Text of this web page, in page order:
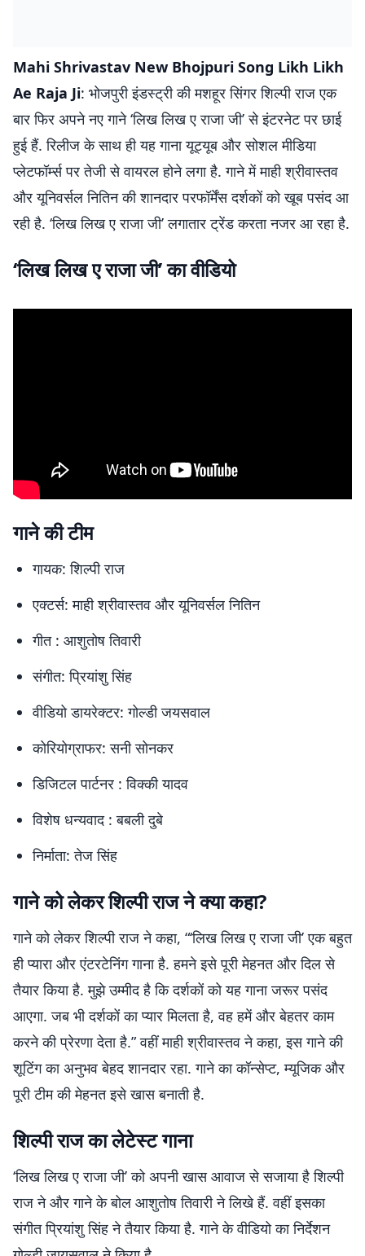
Mahi Shrivastav New Bhojpuri Song Likh Likh
Ae Raja Ji: भोजपुरी इंडस्ट्री की मशहूर सिंगर शिल्पी राज एक
बार फिर अपने नए गाने ‘लिख लिख ए राजा जी’ से इंटरनेट पर छाई
हुई हैं. रिलीज के साथ ही यह गाना यूट्यूब और सोशल मीडिया
प्लेटफॉर्म्स पर तेजी से वायरल होने लगा है. गाने में माही श्रीवास्तव
और यूनिवर्सल नितिन की शानदार परफॉर्मेंस दर्शकों को खूब पसंद आ
रही है. ‘लिख लिख ए राजा जी’ लगातार ट्रेंड करता नजर आ रहा है.
‘लिख लिख ए राजा जी’ का वीडियो
गाने की टीम
गायक: शिल्पी राज
एक्टर्स: माही श्रीवास्तव और यूनिवर्सल नितिन
गीत : आशुतोष तिवारी
संगीत: प्रियांशु सिंह
वीडियो डायरेक्टर: गोल्डी जयसवाल
कोरियोग्राफर: सनी सोनकर
डिजिटल पार्टनर : विक्की यादव
विशेष धन्यवाद : बबली दुबे
निर्माता: तेज सिंह
गाने को लेकर शिल्पी राज ने क्या कहा?
गाने को लेकर शिल्पी राज ने कहा, “‘लिख लिख ए राजा जी’ एक बहुत
ही प्यारा और एंटरटेनिंग गाना है. हमने इसे पूरी मेहनत और दिल से
तैयार किया है. मुझे उम्मीद है कि दर्शकों को यह गाना जरूर पसंद
आएगा. जब भी दर्शकों का प्यार मिलता है, वह हमें और बेहतर काम
करने की प्रेरणा देता है.” वहीं माही श्रीवास्तव ने कहा, इस गाने की
शूटिंग का अनुभव बेहद शानदार रहा. गाने का कॉन्सेप्ट, म्यूजिक और
पूरी टीम की मेहनत इसे खास बनाती है.
शिल्पी राज का लेटेस्ट गाना
‘लिख लिख ए राजा जी’ को अपनी खास आवाज से सजाया है शिल्पी
राज ने और गाने के बोल आशुतोष तिवारी ने लिखे हैं. वहीं इसका
संगीत प्रियांशु सिंह ने तैयार किया है. गाने के वीडियो का निर्देशन